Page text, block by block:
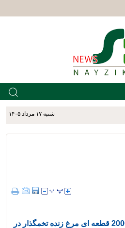
شنبه ۱۷ مرداد ۱۴۰۵
کشف و توقیف محموله 2000 قطعه ای مرغ زنده تخمگذار در